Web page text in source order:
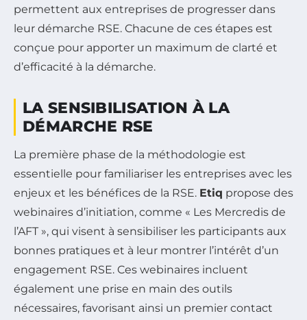
permettent aux entreprises de progresser dans
leur démarche RSE. Chacune de ces étapes est
conçue pour apporter un maximum de clarté et
d’efficacité à la démarche.
LA SENSIBILISATION À LA
DÉMARCHE RSE
La première phase de la méthodologie est
essentielle pour familiariser les entreprises avec les
enjeux et les bénéfices de la RSE. Etiq propose des
webinaires d’initiation, comme « Les Mercredis de
l’AFT », qui visent à sensibiliser les participants aux
bonnes pratiques et à leur montrer l’intérêt d’un
engagement RSE. Ces webinaires incluent
également une prise en main des outils
nécessaires, favorisant ainsi un premier contact